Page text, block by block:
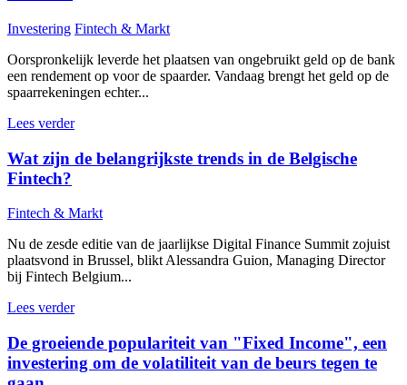
Investering Fintech & Markt
Oorspronkelijk leverde het plaatsen van ongebruikt geld op de bank
een rendement op voor de spaarder. Vandaag brengt het geld op de
spaarrekeningen echter...
Lees verder
Wat zijn de belangrijkste trends in de Belgische
Fintech?
Fintech & Markt
Nu de zesde editie van de jaarlijkse Digital Finance Summit zojuist
plaatsvond in Brussel, blikt Alessandra Guion, Managing Director
bij Fintech Belgium...
Lees verder
De groeiende populariteit van "Fixed Income", een
investering om de volatiliteit van de beurs tegen te